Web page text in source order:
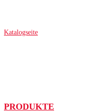
Katalogseite
PRODUKTE